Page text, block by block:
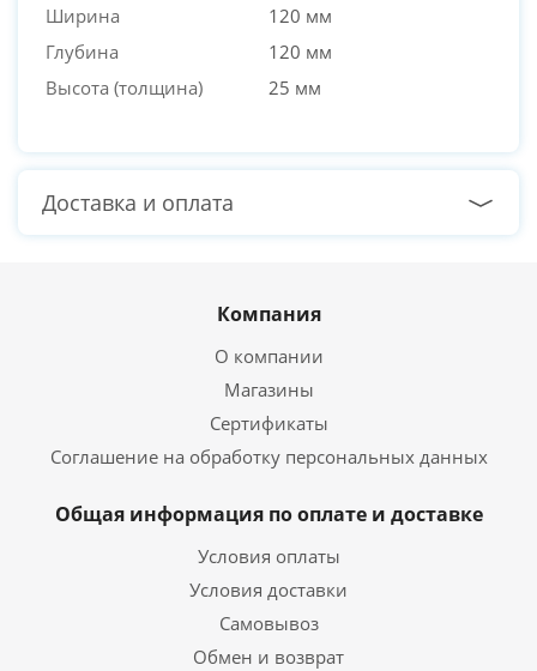
Ширина
120 мм
Глубина
120 мм
Высота (толщина)
25 мм
Доставка и оплата
Компания
О компании
Магазины
Сертификаты
Соглашение на обработку персональных данных
Общая информация по оплате и доставке
Условия оплаты
Условия доставки
Самовывоз
Обмен и возврат